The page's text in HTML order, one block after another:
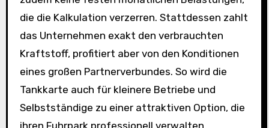
die die Kalkulation verzerren. Stattdessen zahlt
das Unternehmen exakt den verbrauchten
Kraftstoff, profitiert aber von den Konditionen
eines großen Partnerverbundes. So wird die
Tankkarte auch für kleinere Betriebe und
Selbstständige zu einer attraktiven Option, die